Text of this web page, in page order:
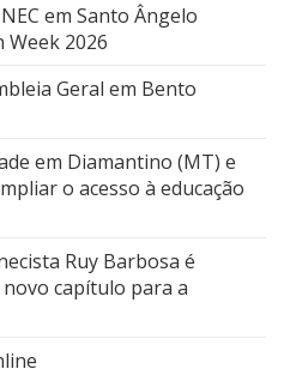
em Santo Ângelo
2026
Geral em Bento
em Diamantino (MT) e
o acesso à educação
Ruy Barbosa é
capítulo para a